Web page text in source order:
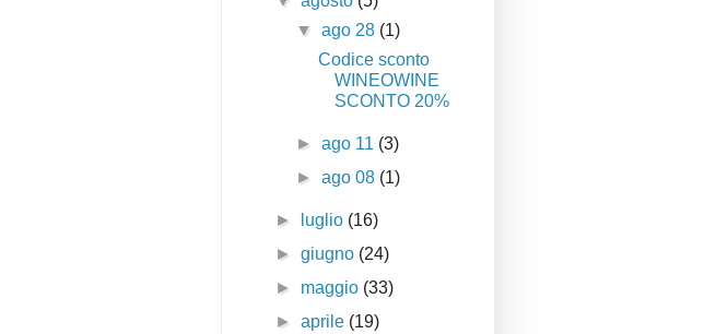
▼ago 28 (1)
Codice sconto
WINEOWINE
SCONTO 20%
►ago 11 (3)
►ago 08 (1)
► luglio (16)
►giugno (24)
► maggio (33)
►aprile (19)